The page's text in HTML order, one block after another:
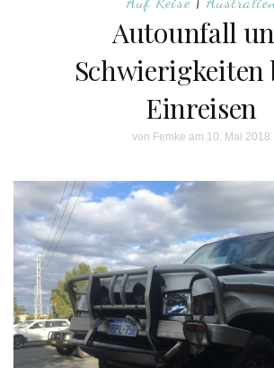
Autounfall
Schwierigkeiten
Einreisen
von Femke am 10. Mai 2018